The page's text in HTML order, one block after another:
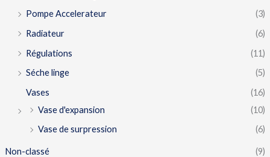
Pompe Accelerateur
(3)
Radiateur
(6)
Régulations
(11)
Séche linge
(5)
Vases
(16)
Vase d'expansion
(10)
Vase de surpression
(6)
Non-classé (9)